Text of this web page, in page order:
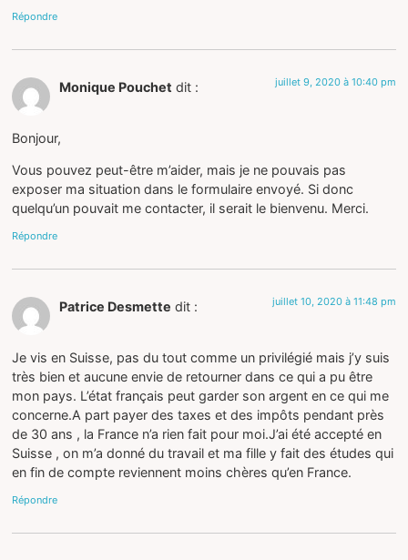
Répondre
Monique Pouchet dit : juillet 9, 2020 à 10:40 pm
Bonjour,
Vous pouvez peut-être m’aider, mais je ne pouvais pas
exposer ma situation dans le formulaire envoyé. Si donc
quelqu’un pouvait me contacter, il serait le bienvenu. Merci.
Répondre
Patrice Desmette dit : juillet 10, 2020 à 11:48 pm
Je vis en Suisse, pas du tout comme un privilégié mais j’y suis
très bien et aucune envie de retourner dans ce qui a pu être
mon pays. L’état français peut garder son argent en ce qui me
concerne.A part payer des taxes et des impôts pendant près
de 30 ans , la France n’a rien fait pour moi.J’ai été accepté en
Suisse , on m’a donné du travail et ma fille y fait des études qui
en fin de compte reviennent moins chères qu’en France.
Répondre